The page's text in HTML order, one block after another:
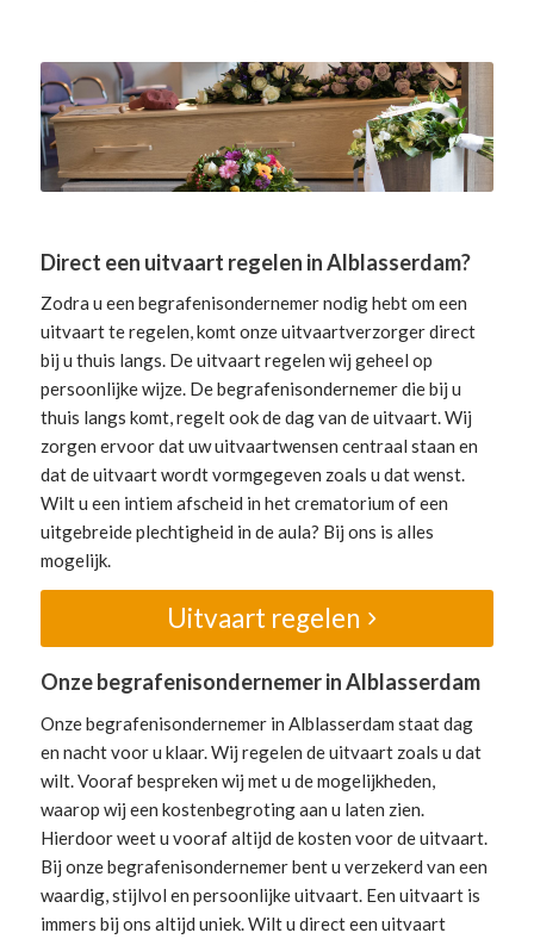
Direct een uitvaart regelen in Alblasserdam?
Zodra u een begrafenisondernemer nodig hebt om een
uitvaart te regelen, komt onze uitvaartverzorger direct
bij u thuis langs. De uitvaart regelen wij geheel op
persoonlijke wijze. De begrafenisondernemer die bij u
thuis langs komt, regelt ook de dag van de uitvaart. Wij
zorgen ervoor dat uw uitvaartwensen centraal staan en
dat de uitvaart wordt vormgegeven zoals u dat wenst.
Wilt u een intiem afscheid in het crematorium of een
uitgebreide plechtigheid in de aula? Bij ons is alles
mogelijk.
Uitvaart regelen
Onze begrafenisondernemer in Alblasserdam
Onze begrafenisondernemer in Alblasserdam staat dag
en nacht voor u klaar. Wij regelen de uitvaart zoals u dat
wilt. Vooraf bespreken wij met u de mogelijkheden,
waarop wij een kostenbegroting aan u laten zien.
Hierdoor weet u vooraf altijd de kosten voor de uitvaart.
Bij onze begrafenisondernemer bent u verzekerd van een
waardig, stijlvol en persoonlijke uitvaart. Een uitvaart is
immers bij ons altijd uniek. Wilt u direct een uitvaart